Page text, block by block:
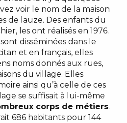
voir le nom de la maison
de lauze. Des enfants du
les ont réalisés en 1976.
disséminées dans le
et en français, elles
noms donnés aux rues,
du village. Elles
ainsi qu’à celle de ces
se suffisait à lui-même
corps de métiers.
686 habitants pour 144